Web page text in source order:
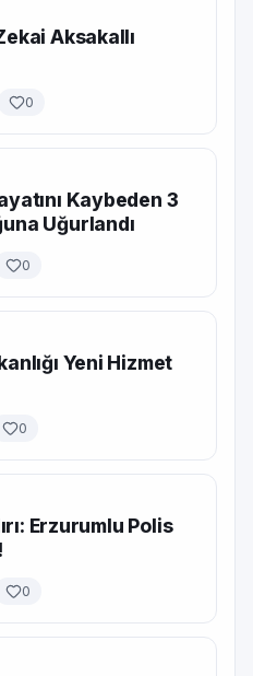
Aksakallı
0
Kaybeden 3
Uğurlandı
0
Yeni Hizmet
0
Erzurumlu Polis
0